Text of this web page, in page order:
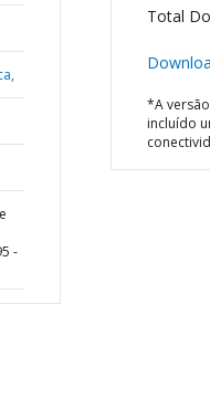
-
Total
*A
incluído